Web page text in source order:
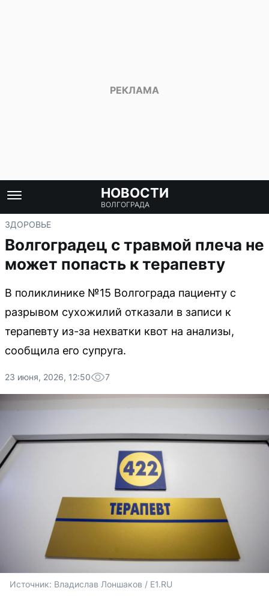
НОВОСТИ
ВОЛГОГРАДА
ЗДОРОВЬЕ
Волгоградец с травмой плеча не
может попасть к терапевту
В поликлинике №15 Волгограда пациенту с
разрывом сухожилий отказали в записи к
терапевту из-за нехватки квот на анализы,
сообщила его супруга.
23 июня, 2026, 12:50 7
Источник: Владислав Лоншаков / E1.RU